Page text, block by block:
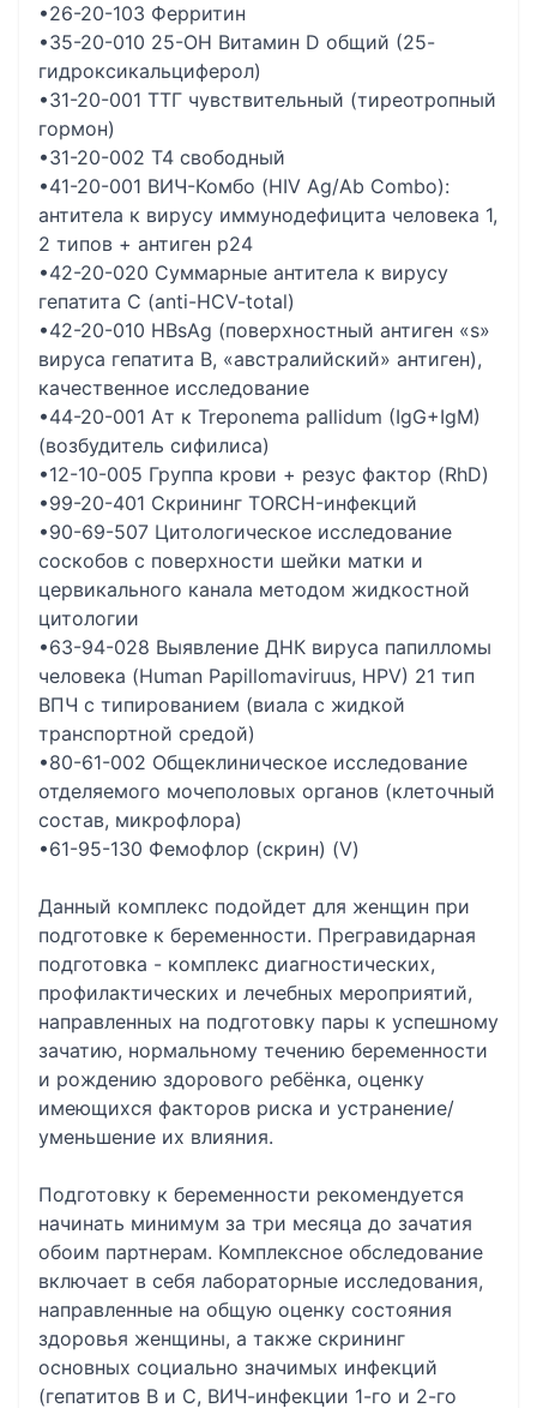
•26-20-103 Ферритин
•35-20-010 25-OH Витамин D общий (25-
гидроксикальциферол)
•31-20-001 ТТГ чувствительный (тиреотропный
гормон)
•31-20-002 Т4 свободный
•41-20-001 ВИЧ-Комбо (HIV Ag/Ab Combo):
антитела к вирусу иммунодефицита человека 1,
2 типов + антиген p24
•42-20-020 Суммарные антитела к вирусу
гепатита C (anti-HCV-total)
•42-20-010 HBsAg (поверхностный антиген «s»
вируса гепатита B, «австралийский» антиген),
качественное исследование
•44-20-001 Ат к Treponema pallidum (IgG+IgM)
(возбудитель сифилиса)
•12-10-005 Группа крови + резус фактор (RhD)
•99-20-401 Скрининг TORCH-инфекций
•90-69-507 Цитологическое исследование
соскобов с поверхности шейки матки и
цервикального канала методом жидкостной
цитологии
•63-94-028 Выявление ДНК вируса папилломы
человека (Human Papillomaviruus, HPV) 21 тип
ВПЧ с типированием (виала с жидкой
транспортной средой)
•80-61-002 Общеклиническое исследование
отделяемого мочеполовых органов (клеточный
состав, микрофлора)
•61-95-130 Фемофлор (скрин) (V)
Данный комплекс подойдет для женщин при
подготовке к беременности. Прегравидарная
подготовка - комплекс диагностических,
профилактических и лечебных мероприятий,
направленных на подготовку пары к успешному
зачатию, нормальному течению беременности
и рождению здорового ребёнка, оценку
имеющихся факторов риска и устранение/
уменьшение их влияния.
Подготовку к беременности рекомендуется
начинать минимум за три месяца до зачатия
обоим партнерам. Комплексное обследование
включает в себя лабораторные исследования,
направленные на общую оценку состояния
здоровья женщины, а также скрининг
основных социально значимых инфекций
(гепатитов B и C, ВИЧ-инфекции 1-го и 2-го